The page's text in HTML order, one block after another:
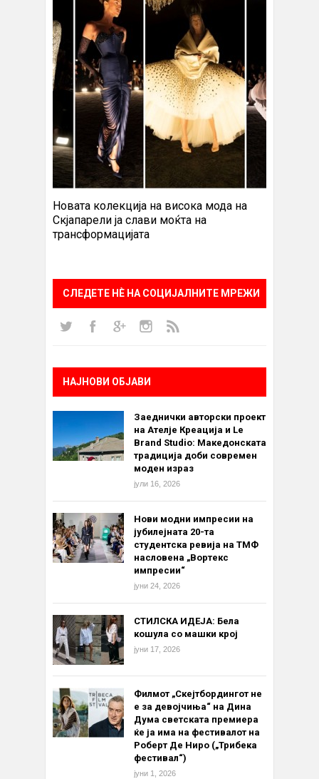
Новата колекција на висока мода на
Скјапарели ја слави моќта на
трансформацијата
СЛЕДЕТЕ НÈ НА СОЦИЈАЛНИТЕ МРЕЖИ
НАЈНОВИ ОБЈАВИ
Заеднички авторски проект
на Ателје Креација и Le
Brand Studio: Македонската
традиција доби современ
моден израз
јули 16, 2026
Нови модни импресии на
јубилејната 20-та
студентска ревија на ТМФ
насловена „Вортекс
импресии“
јуни 24, 2026
СТИЛСКА ИДЕЈА: Бела
кошула со машки крој
јуни 17, 2026
Филмот „Скејтбордингот не
е за девојчиња“ на Дина
Дума светската премиера
ќе ја има на фестивалот на
Роберт Де Ниро („Трибека
фестивал“)
јуни 1, 2026